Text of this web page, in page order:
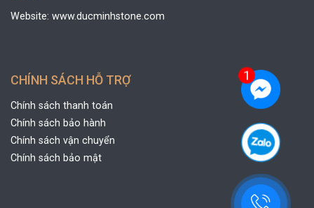
Website: www.ducminhstone.com
CHÍNH SÁCH HỖ TRỢ
Chính sách thanh toán
Chính sách bảo hành
Chính sách vận chuyển
Chính sách bảo mật